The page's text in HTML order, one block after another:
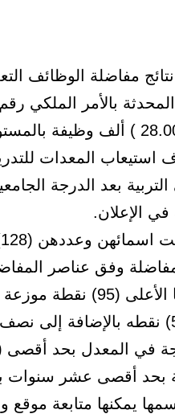
مفاضلة الوظائف
7-1432هـ التي بلغ عددها( 28.000 )
استيعاب المعدات
بعد الدرجة
الإعلان.
وفق عناصر
النحو التالي:-
– المؤهل العلمي ونقاطه (50) نقطه
المعدل بحد أقصى (25)
أقصى عشر سنوات بـ (20)
يمكنها متابعة موقع